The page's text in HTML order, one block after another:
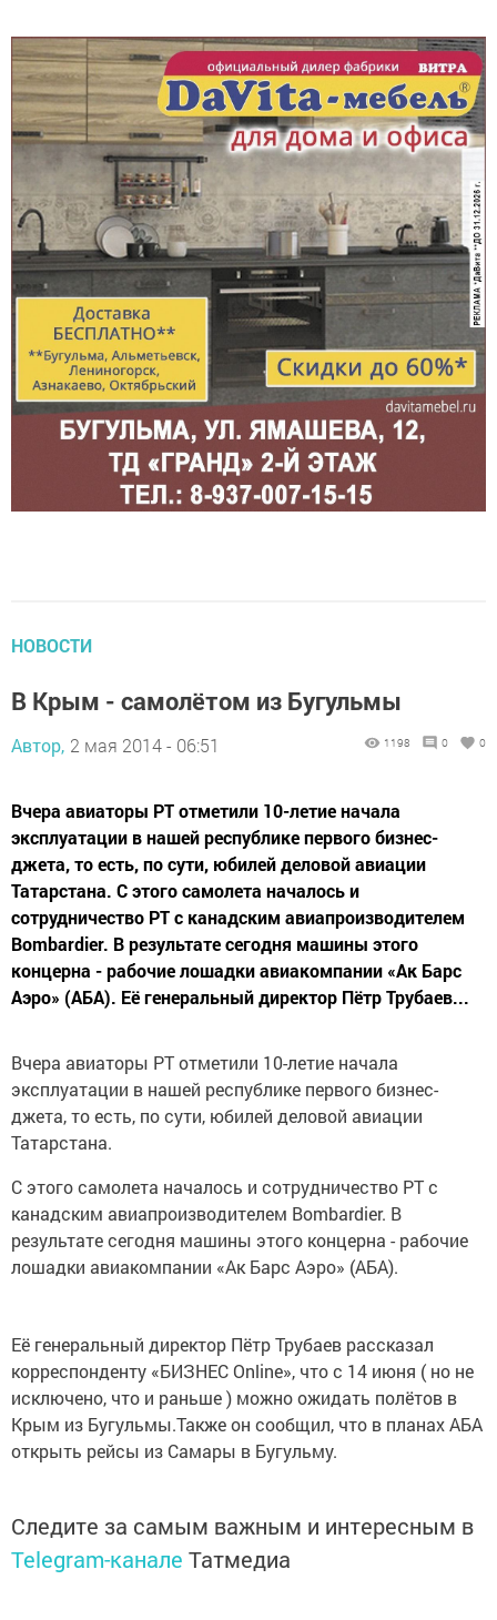
НОВОСТИ
В Крым - самолётом из Бугульмы
Автор, 2 мая 2014 - 06:51 1198 0 0
Вчера авиаторы РТ отметили 10-летие начала
эксплуатации в нашей республике первого бизнес-
джета, то есть, по сути, юбилей деловой авиации
Татарстана. С этого самолета началось и
сотрудничество РТ с канадским авиапроизводителем
Bombardier. В результате сегодня машины этого
концерна - рабочие лошадки авиакомпании «Ак Барс
Аэро» (АБА). Её генеральный директор Пётр Трубаев...
Вчера авиаторы РТ отметили 10-летие начала
эксплуатации в нашей республике первого бизнес-
джета, то есть, по сути, юбилей деловой авиации
Татарстана.
С этого самолета началось и сотрудничество РТ с
канадским авиапроизводителем Bombardier. В
результате сегодня машины этого концерна - рабочие
лошадки авиакомпании «Ак Барс Аэро» (АБА).
Её генеральный директор Пётр Трубаев рассказал
корреспонденту «БИЗНЕС Online», что с 14 июня ( но не
исключено, что и раньше ) можно ожидать полётов в
Крым из Бугульмы.Также он сообщил, что в планах АБА
открыть рейсы из Самары в Бугульму.
Следите за самым важным и интересным в
Telegram-канале Татмедиа